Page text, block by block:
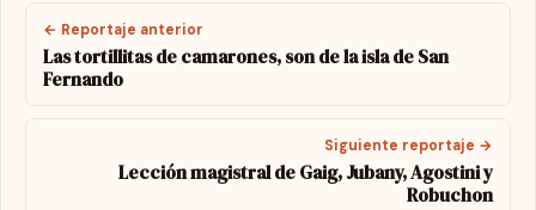
← Reportaje anterior
Las tortillitas de camarones, son de la isla de San
Fernando
Siguiente reportaje →
Lección magistral de Gaig, Jubany, Agostini y
Robuchon